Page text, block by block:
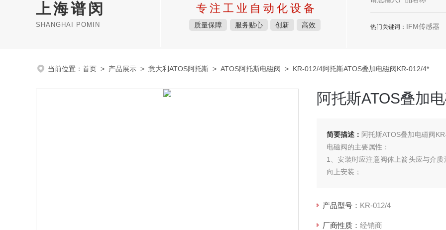
上海谱闵
SHANGHAI POMIN
专注工业自动化设备
质量保障 服务贴心 创新 高效 热门关键词： IFM传感器
当前位置： 首页 > 产品展示 > 意大利ATOS阿托斯 > ATOS阿托斯电磁阀 > KR-012/4阿托斯ATOS叠加电磁阀KR-012/4*
阿托斯ATOS叠加
简要描述： 阿托斯ATOS叠加电磁阀
电磁阀的主要属性：
1、安装时应注意阀体上箭头应与介
向上安装；
产品型号： KR-012/4
厂商性质： 经销商